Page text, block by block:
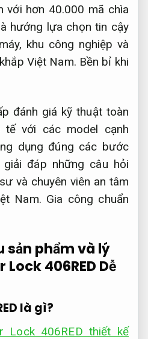
với hơn 40.000 mã chìa
hướng lựa chọn tin cậy
khu công nghiệp và
Việt Nam. Bền bỉ khi
đánh giá kỹ thuật toàn
tế với các model cạnh
dụng đúng các bước
đáp những câu hỏi
và chuyên viên an tâm
Nam. Gia công chuẩn
sản phẩm và lý
406RED Dễ
là gì?
Lock 406RED thiết kế